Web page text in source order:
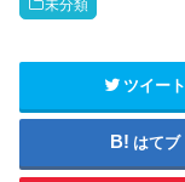
未分類
ツイート
はてブ